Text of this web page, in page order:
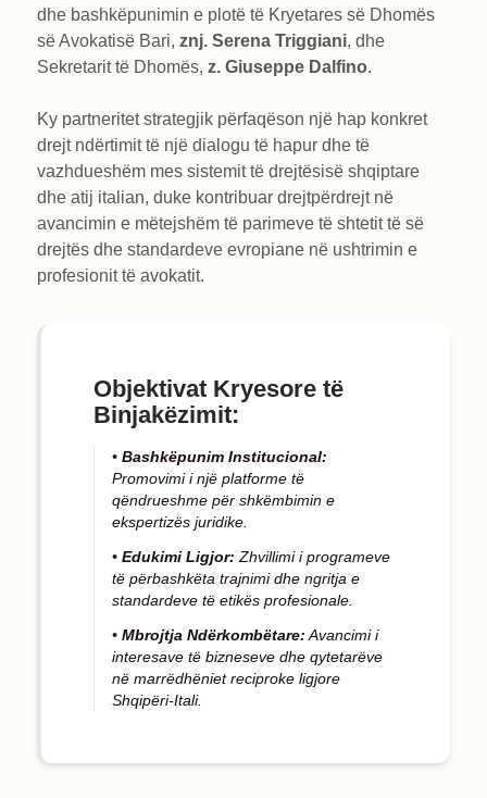
dhe bashkëpunimin e plotë të Kryetares së Dhomës
së Avokatisë Bari, znj. Serena Triggiani, dhe
Sekretarit të Dhomës, z. Giuseppe Dalfino.
Ky partneritet strategjik përfaqëson një hap konkret
drejt ndërtimit të një dialogu të hapur dhe të
vazhdueshëm mes sistemit të drejtësisë shqiptare
dhe atij italian, duke kontribuar drejtpërdrejt në
avancimin e mëtejshëm të parimeve të shtetit të së
drejtës dhe standardeve evropiane në ushtrimin e
profesionit të avokatit.
Objektivat Kryesore të
Binjakëzimit:
• Bashkëpunim Institucional:
Promovimi i një platforme të
qëndrueshme për shkëmbimin e
ekspertizës juridike.
• Edukimi Ligjor: Zhvillimi i programeve
të përbashkëta trajnimi dhe ngritja e
standardeve të etikës profesionale.
• Mbrojtja Ndërkombëtare: Avancimi i
interesave të bizneseve dhe qytetarëve
në marrëdhëniet reciproke ligjore
Shqipëri-Itali.